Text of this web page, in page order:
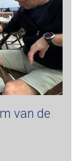
van de